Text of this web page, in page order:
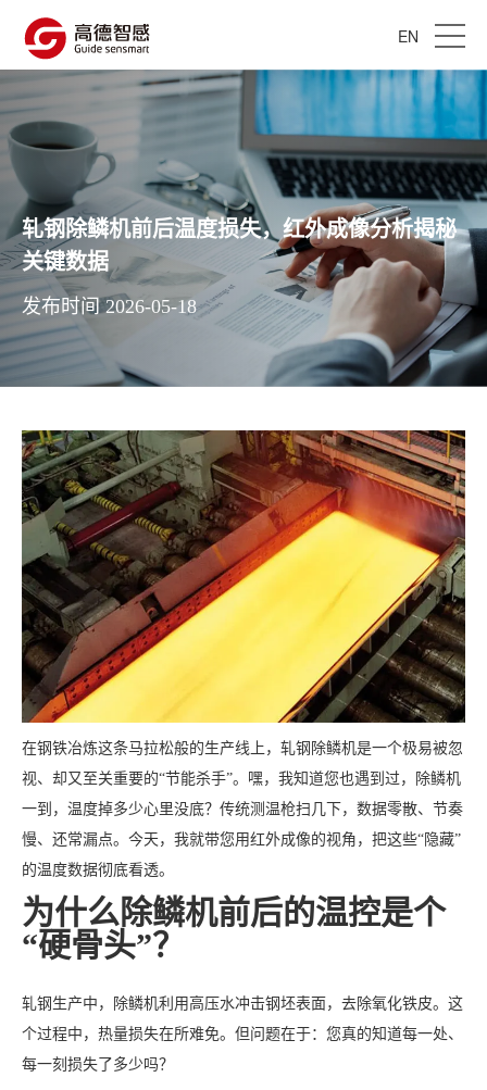
EN
轧钢除鳞机前后温度损失，红外成像分析揭秘
关键数据
发布时间 2026-05-18
在钢铁冶炼这条马拉松般的生产线上，轧钢除鳞机是一个极易被忽
视、却又至关重要的“节能杀手”。嘿，我知道您也遇到过，除鳞机
一到，温度掉多少心里没底？传统测温枪扫几下，数据零散、节奏
慢、还常漏点。今天，我就带您用红外成像的视角，把这些“隐藏”
的温度数据彻底看透。
为什么除鳞机前后的温控是个
“硬骨头”？
轧钢生产中，除鳞机利用高压水冲击钢坯表面，去除氧化铁皮。这
个过程中，热量损失在所难免。但问题在于：您真的知道每一处、
每一刻损失了多少吗？